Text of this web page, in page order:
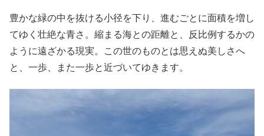
豊かな緑の中を抜ける小径を下り、進むごとに面積を増し
てゆく壮絶な青さ。縮まる海との距離と、反比例するかの
ように遠ざかる現実。この世のものとは思えぬ美しさへ
と、一歩、また一歩と近づいてゆきます。